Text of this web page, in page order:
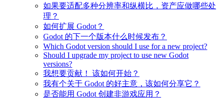
如果要适配多种分辨率和纵横比，资产应做哪些处
理？
如何扩展 Godot？
Godot 的下一个版本什么时候发布？
Which Godot version should I use for a new project?
Should I upgrade my project to use new Godot
versions?
我想要贡献！ 该如何开始？
我有个关于 Godot 的好主意，该如何分享它？
是否能用 Godot 创建非游戏应用？